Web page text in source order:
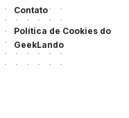
Contato
Política de Cookies do
GeekLando